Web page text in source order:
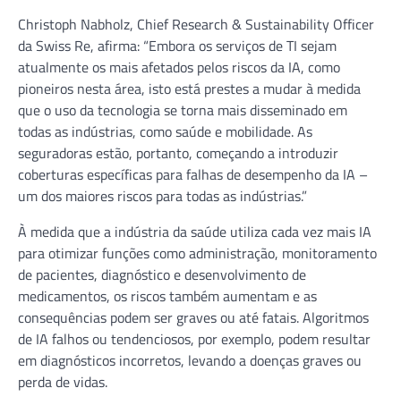
Christoph Nabholz, Chief Research & Sustainability Officer
da Swiss Re, afirma: “Embora os serviços de TI sejam
atualmente os mais afetados pelos riscos da IA, como
pioneiros nesta área, isto está prestes a mudar à medida
que o uso da tecnologia se torna mais disseminado em
todas as indústrias, como saúde e mobilidade. As
seguradoras estão, portanto, começando a introduzir
coberturas específicas para falhas de desempenho da IA –
um dos maiores riscos para todas as indústrias.”
À medida que a indústria da saúde utiliza cada vez mais IA
para otimizar funções como administração, monitoramento
de pacientes, diagnóstico e desenvolvimento de
medicamentos, os riscos também aumentam e as
consequências podem ser graves ou até fatais. Algoritmos
de IA falhos ou tendenciosos, por exemplo, podem resultar
em diagnósticos incorretos, levando a doenças graves ou
perda de vidas.